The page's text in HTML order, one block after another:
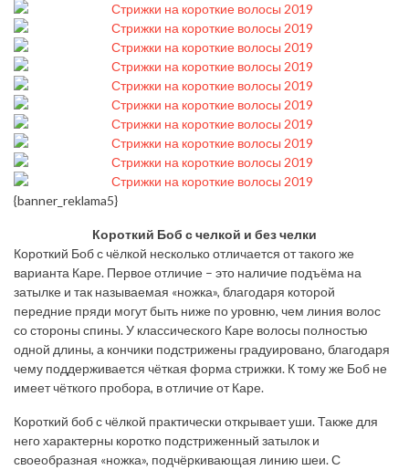
{banner_reklama5}
Короткий Боб с челкой и без челки
Короткий Боб с чёлкой несколько отличается от такого же
варианта Каре. Первое отличие – это наличие подъёма на
затылке и так называемая «ножка», благодаря которой
передние пряди могут быть ниже по уровню, чем линия волос
со стороны спины. У классического Каре волосы полностью
одной длины, а кончики подстрижены градуировано, благодаря
чему поддерживается чёткая форма стрижки. К тому же Боб не
имеет чёткого пробора, в отличие от Каре.
Короткий боб с чёлкой практически открывает уши. Также для
него характерны коротко подстриженный затылок и
своеобразная «ножка», подчёркивающая линию шеи. С